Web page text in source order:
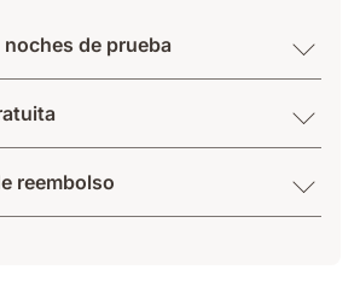
noches de prueba
reembolso